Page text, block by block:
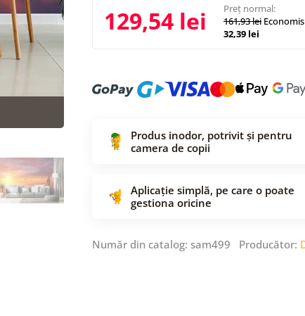
129,54 lei
Preț normal:
161,93 lei
32,39 lei
Produs inodor, potrivit și pentru
camera de copii
Aplicație simplă, pe care o poate
gestiona oricine
Număr din catalog: sam499 Producător: